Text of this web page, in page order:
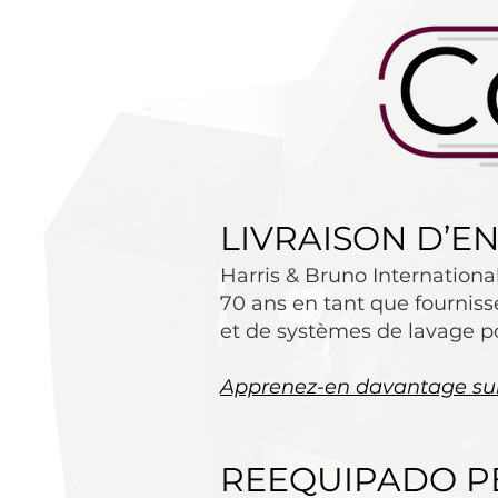
LIVRAISON
Harris & Bruno
70 ans en tant que
et de systèmes de lavage
Apprenez-en davantage
REEQUIPADO